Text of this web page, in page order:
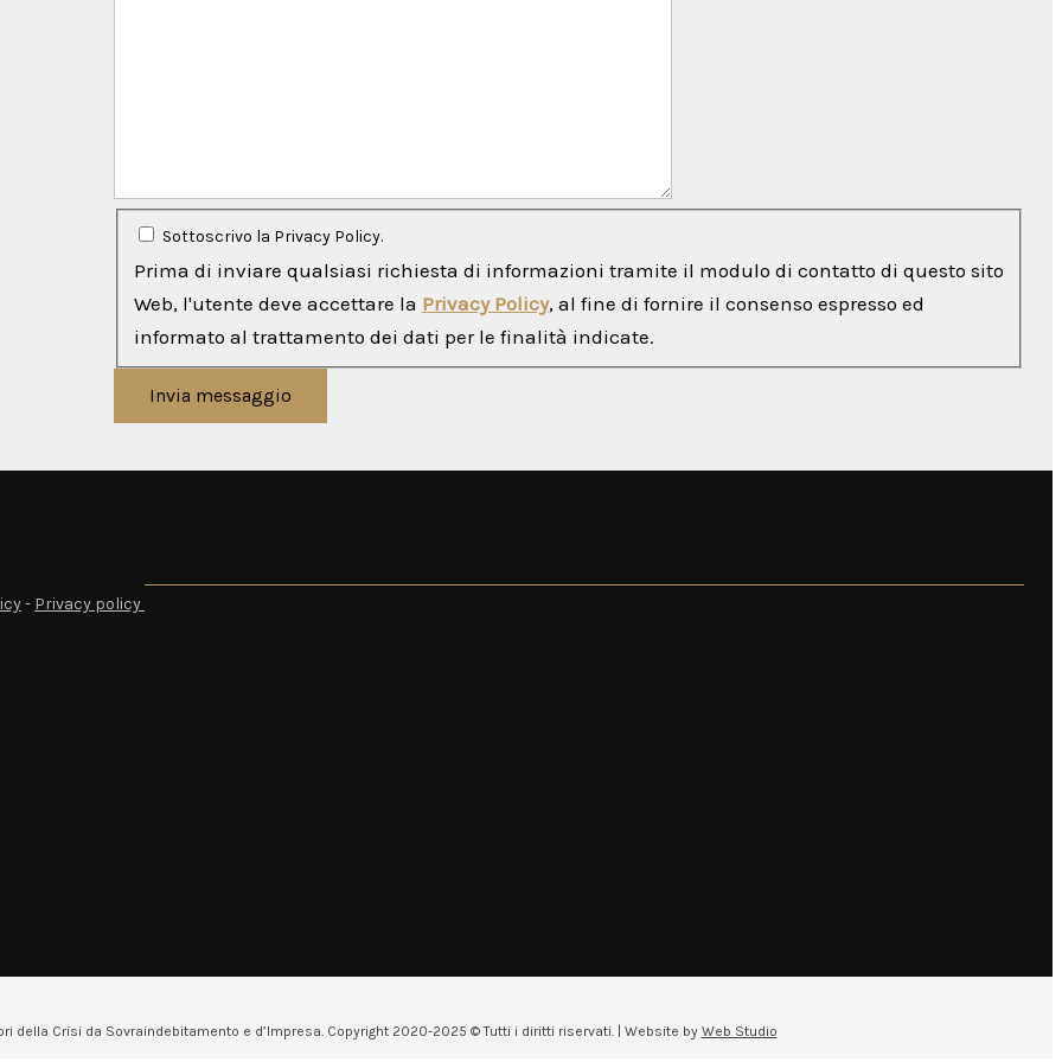
Sottoscrivo la Privacy Policy.
Prima di inviare qualsiasi richiesta di informazioni tramite il modulo di contatto di questo sito
Web, l'utente deve accettare la Privacy Policy, al fine di fornire il consenso espresso ed
informato al trattamento dei dati per le finalità indicate.
Invia messaggio
- Privacy policy
della Crisi da Sovraindebitamento e d’Impresa. Copyright 2020-2025 © Tutti i diritti riservati. | Website by Web Studio